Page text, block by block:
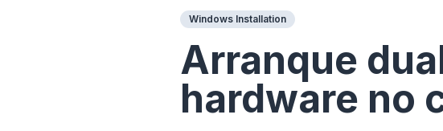
Windows Installation
Arranque
hardware no